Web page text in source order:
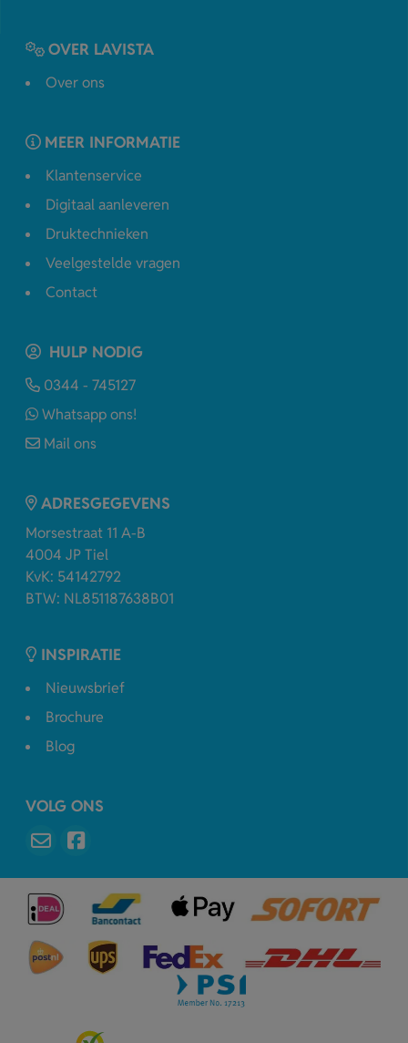
OVER LAVISTA
Over ons
MEER INFORMATIE
Klantenservice
Digitaal aanleveren
Druktechnieken
Veelgestelde vragen
Contact
HULP NODIG
0344 - 745127
Whatsapp ons!
Mail ons
ADRESGEGEVENS
Morsestraat 11 A-B
4004 JP Tiel
KvK: 54142792
BTW: NL851187638B01
INSPIRATIE
Nieuwsbrief
Brochure
Blog
VOLG ONS